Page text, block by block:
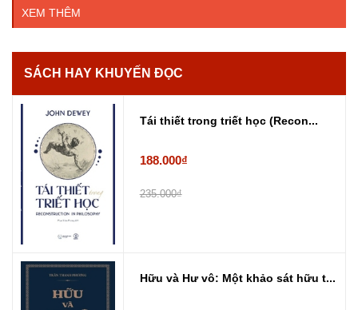
XEM THÊM
SÁCH HAY KHUYẾN ĐỌC
Tái thiết trong triết học (Recon...
188.000₫
235.000₫
Hữu và Hư vô: Một khảo sát hữu t...